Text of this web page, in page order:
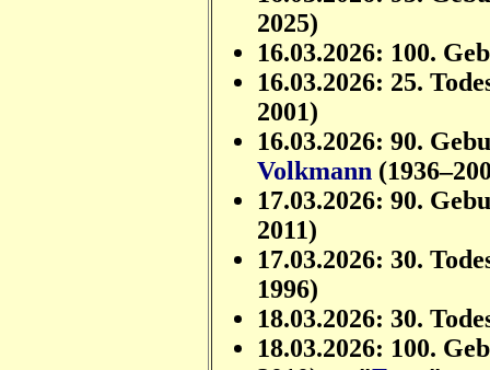
2025)
16.03.2026: 100.
16.03.2026: 25.
2001)
16.03.2026: 90.
Volkmann
17.03.2026: 90.
2011)
17.03.2026: 30.
1996)
18.03.2026: 30.
18.03.2026: 100.